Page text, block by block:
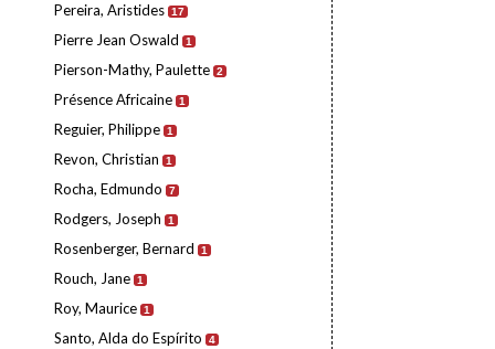
Pereira, Aristides 17
Pierre Jean Oswald 1
Pierson-Mathy, Paulette 2
Présence Africaine 1
Reguier, Philippe 1
Revon, Christian 1
Rocha, Edmundo 7
Rodgers, Joseph 1
Rosenberger, Bernard 1
Rouch, Jane 1
Roy, Maurice 1
Santo, Alda do Espírito 4